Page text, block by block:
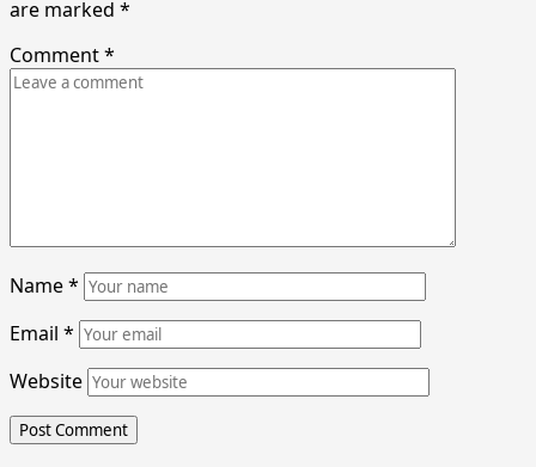
are marked *
Comment*
Name*
Email *
Website